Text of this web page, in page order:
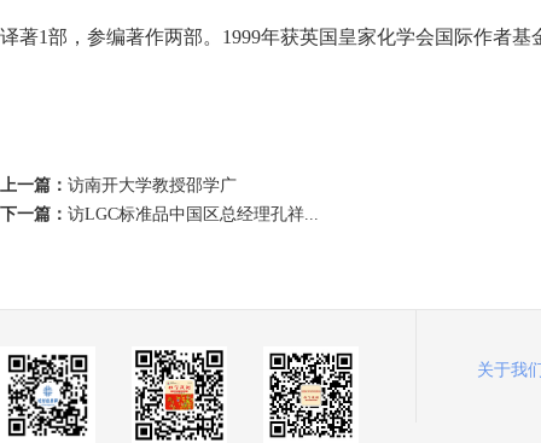
译著1部，参编著作两部。1999年获英国皇家化学会国际作者
上一篇： 访南开大学教授邵学广
下一篇： 访LGC标准品中国区总经理孔祥...
关于我